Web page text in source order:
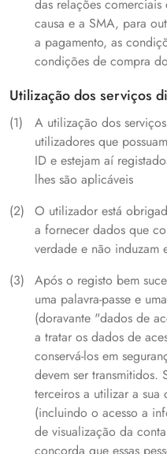
das relações
causa e a SMA, para
a pagamento, as
condições de compra
Utilização dos serviços
A utilização dos
utilizadores que
ID e estejam aí
lhes são aplicáveis
O utilizador está
a fornecer dados que
verdade e não induzam
Após o registo bem
uma palavra-passe e
(doravante "dados de
a tratar os dados de
conservá-los em
devem ser transmitidos.
terceiros a utilizar a
(incluindo o acesso a
de visualização da